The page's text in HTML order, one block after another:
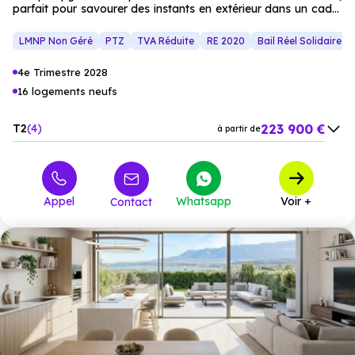
parfait pour savourer des instants en extérieur dans un cadre
LMNP Non Géré PTZ TVA Réduite RE 2020 Bail Réel Solidaire
4e Trimestre 2028
16 logements neufs
T2 4 à partir de223 900 €
à partir de 408 114 €
Appel Contact Whatsapp Voir +